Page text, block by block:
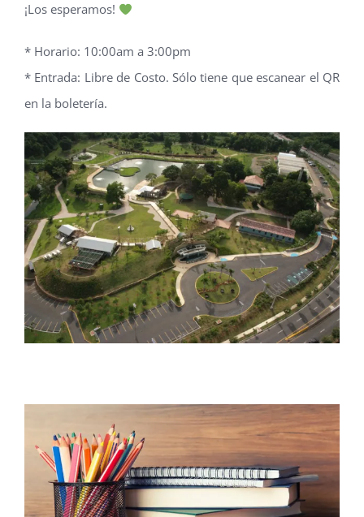
¡Los esperamos!
* Horario: 10:00am a 3:00pm
* Entrada: Libre de Costo. Sólo tiene que escanear el QR
en la boletería.